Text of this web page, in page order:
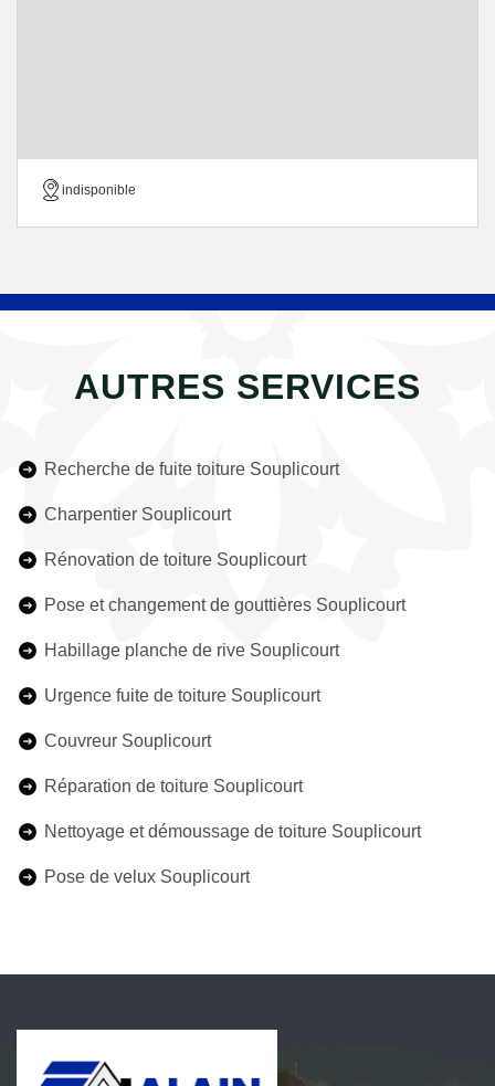
indisponible
AUTRES SERVICES
Recherche de fuite toiture Souplicourt
Charpentier Souplicourt
Rénovation de toiture Souplicourt
Pose et changement de gouttières Souplicourt
Habillage planche de rive Souplicourt
Urgence fuite de toiture Souplicourt
Couvreur Souplicourt
Réparation de toiture Souplicourt
Nettoyage et démoussage de toiture Souplicourt
Pose de velux Souplicourt